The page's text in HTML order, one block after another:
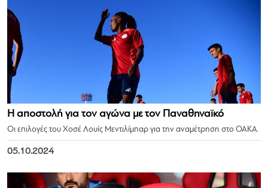
Η αποστολή για τον αγώνα με τον Παναθηναϊκό
Οι επιλογές του Χοσέ Λουίς Μεντιλίμπαρ για την αναμέτρηση στο ΟΑΚΑ.
05.10.2024